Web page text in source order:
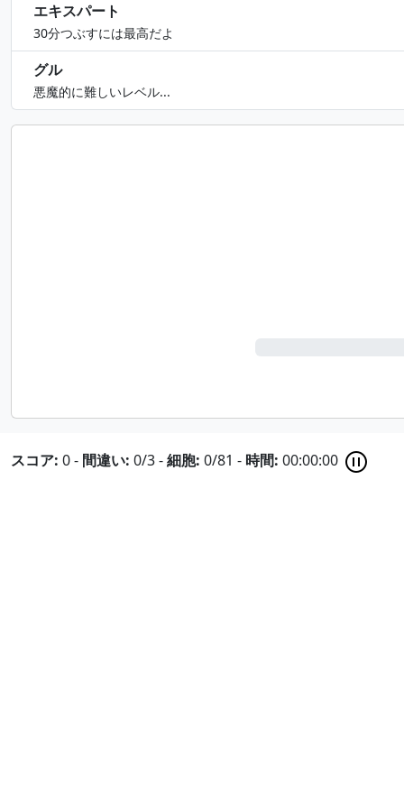
エキスパート
30分つぶすには最高だよ
グル
悪魔的に難しいレベル...
スコア: 0- 間違い: 0/3-細胞: 0/81 - 時間: 00:00:00